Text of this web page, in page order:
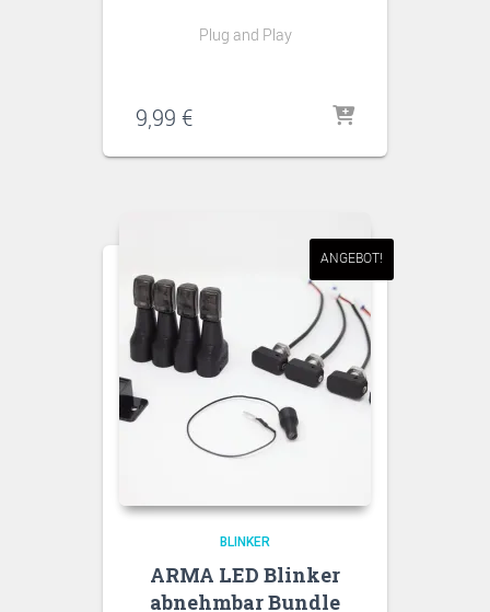
Plug and Play
9,99 €
ANGEBOT!
BLINKER
ARMA LED Blinker
abnehmbar Bundle